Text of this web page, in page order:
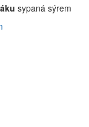
sypaná sýrem